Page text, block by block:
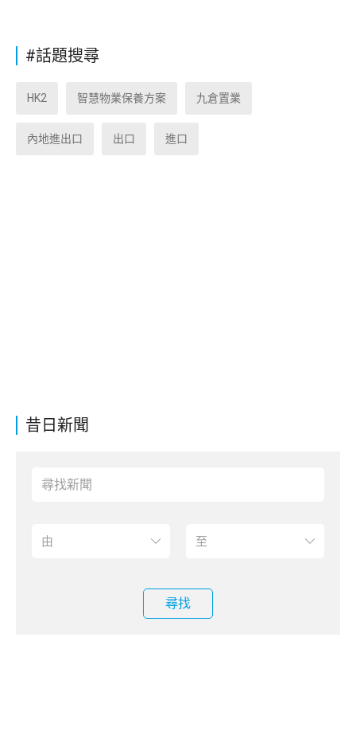
昔日新聞
尋找
#話題搜尋
HK2 智慧物業保養方案 九倉置業
內地進出口 出口 進口